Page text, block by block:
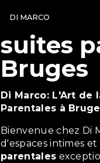
DI MARCO
suites
Bruges
Di Marco: L'Art de
Parentales à
Bienvenue chez Di
d'espaces intimes
parentales